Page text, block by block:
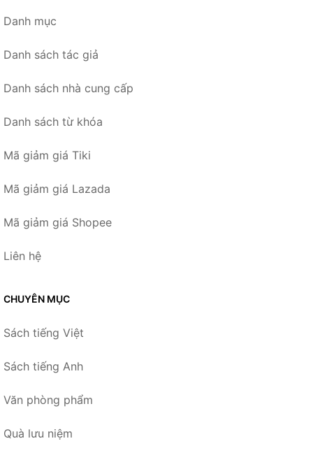
Danh mục
Danh sách tác giả
Danh sách nhà cung cấp
Danh sách từ khóa
Mã giảm giá Tiki
Mã giảm giá Lazada
Mã giảm giá Shopee
Liên hệ
CHUYÊN MỤC
Sách tiếng Việt
Sách tiếng Anh
Văn phòng phẩm
Quà lưu niệm